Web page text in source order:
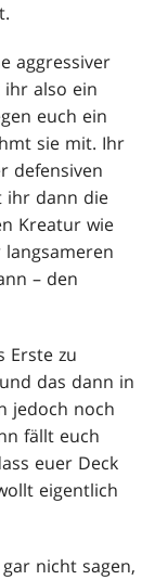
aggressiver
also ein
euch ein
sie mit. Ihr
defensiven
ihr dann die
Kreatur wie
– den
Erste zu
das dann in
jedoch noch
fällt euch
euer Deck
eigentlich
nicht sagen,